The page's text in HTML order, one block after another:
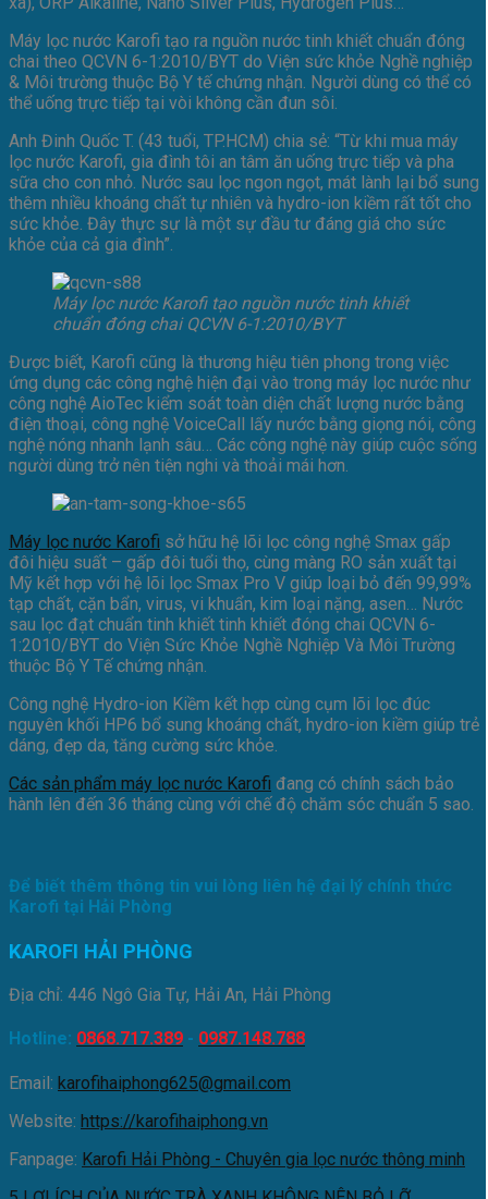
Máy lọc nước Karofi tạo ra nguồn nước tinh khiết chuẩn đóng
chai theo QCVN 6-1:2010/BYT do Viện sức khỏe Nghề nghiệp
& Môi trường thuộc Bộ Y tế chứng nhận. Người dùng có thể có
thể uống trực tiếp tại vòi không cần đun sôi.
Anh Đinh Quốc T. (43 tuổi, TP.HCM) chia sẻ: “Từ khi mua máy
lọc nước Karofi, gia đình tôi an tâm ăn uống trực tiếp và pha
sữa cho con nhỏ. Nước sau lọc ngon ngọt, mát lành lại bổ sung
thêm nhiều khoáng chất tự nhiên và hydro-ion kiềm rất tốt cho
sức khỏe. Đây thực sự là một sự đầu tư đáng giá cho sức
khỏe của cả gia đình”.
Máy lọc nước Karofi tạo nguồn nước tinh khiết
chuẩn đóng chai QCVN 6-1:2010/BYT
Được biết, Karofi cũng là thương hiệu tiên phong trong việc
ứng dụng các công nghệ hiện đại vào trong máy lọc nước như
công nghệ AioTec kiểm soát toàn diện chất lượng nước bằng
điện thoại, công nghệ VoiceCall lấy nước bằng giọng nói, công
nghệ nóng nhanh lạnh sâu… Các công nghệ này giúp cuộc sống
người dùng trở nên tiện nghi và thoải mái hơn.
Máy lọc nước Karofi sở hữu hệ lõi lọc công nghệ Smax gấp
đôi hiệu suất – gấp đôi tuổi thọ, cùng màng RO sản xuất tại
Mỹ kết hợp với hệ lõi lọc Smax Pro V giúp loại bỏ đến 99,99%
tạp chất, cặn bẩn, virus, vi khuẩn, kim loại nặng, asen… Nước
sau lọc đạt chuẩn tinh khiết tinh khiết đóng chai QCVN 6-
1:2010/BYT do Viện Sức Khỏe Nghề Nghiệp Và Môi Trường
thuộc Bộ Y Tế chứng nhận.
Công nghệ Hydro-ion Kiềm kết hợp cùng cụm lõi lọc đúc
nguyên khối HP6 bổ sung khoáng chất, hydro-ion kiềm giúp trẻ
dáng, đẹp da, tăng cường sức khỏe.
Các sản phẩm máy lọc nước Karofi đang có chính sách bảo
hành lên đến 36 tháng cùng với chế độ chăm sóc chuẩn 5 sao.
Để biết thêm thông tin vui lòng liên hệ đại lý chính thức
Karofi tại Hải Phòng
KAROFI HẢI PHÒNG
Địa chỉ: 446 Ngô Gia Tự, Hải An, Hải Phòng
Hotline: 0868.717.389 - 0987.148.788
Email: karofihaiphong625@gmail.com
Website: https://karofihaiphong.vn
Fanpage: Karofi Hải Phòng - Chuyên gia lọc nước thông minh